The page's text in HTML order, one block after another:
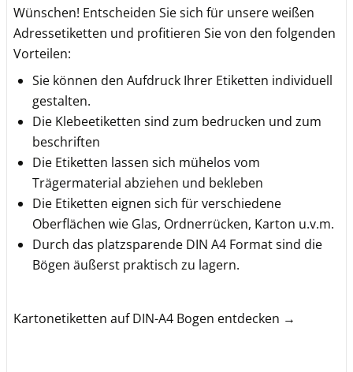
Wünschen! Entscheiden Sie sich für unsere weißen
Adressetiketten und profitieren Sie von den folgenden
Vorteilen:
Sie können den Aufdruck Ihrer Etiketten individuell
gestalten.
Die Klebeetiketten sind zum bedrucken und zum
beschriften
Die Etiketten lassen sich mühelos vom
Trägermaterial abziehen und bekleben
Die Etiketten eignen sich für verschiedene
Oberflächen wie Glas, Ordnerrücken, Karton u.v.m.
Durch das platzsparende DIN A4 Format sind die
Bögen äußerst praktisch zu lagern.
Kartonetiketten auf DIN-A4 Bogen entdecken →